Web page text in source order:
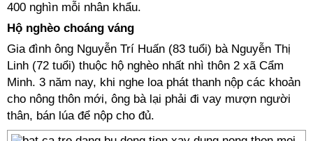
400 nghìn mỗi nhân khẩu.
Hộ nghèo choáng váng
Gia đình ông Nguyễn Trí Huấn (83 tuổi) bà Nguyễn Thị
Linh (72 tuổi) thuộc hộ nghèo nhất nhì thôn 2 xã Cẩm
Minh. 3 năm nay, khi nghe loa phát thanh nộp các khoản
cho nông thôn mới, ông bà lại phải đi vay mượn người
thân, bán lúa để nộp cho đủ.